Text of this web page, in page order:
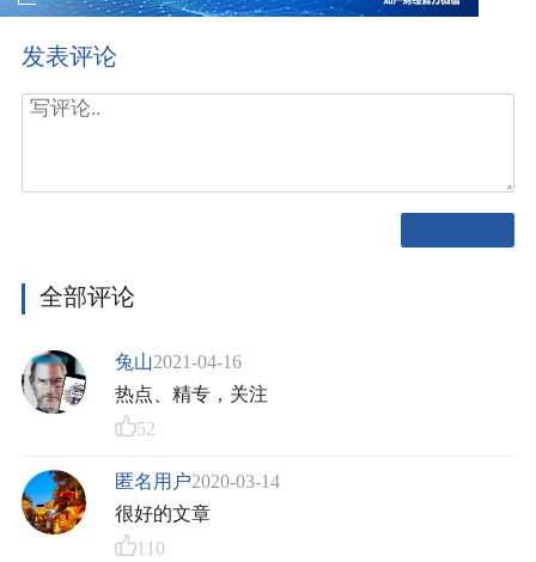
发表评论
全部评论
兔山2021-04-16
热点、精专，关注
52
匿名用户2020-03-14
很好的文章
110